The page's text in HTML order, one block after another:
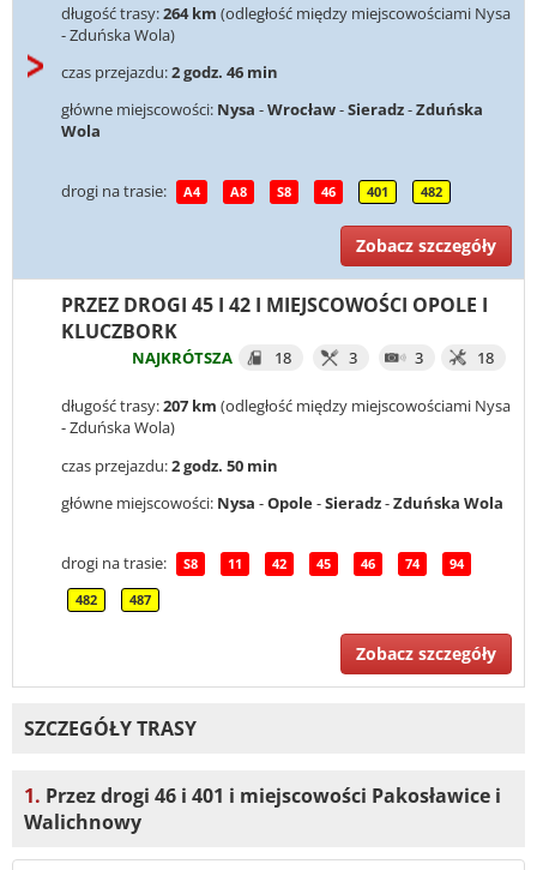
długość trasy:264 km (odległość między miejscowościami Nysa
- Zduńska Wola)
czas przejazdu:2 godz. 46 min
główne miejscowości: Nysa -Wrocław-Sieradz-Zduńska
Wola
drogi na trasie: A4 A8 S8 46 401 482
Zobacz szczegóły
PRZEZ DROGI 45 I 42 I MIEJSCOWOŚCI OPOLE I
KLUCZBORK
NAJKRÓTSZA 18 3 3 18
długość trasy:207 km (odległość między miejscowościami Nysa
- Zduńska Wola)
czas przejazdu:2 godz. 50 min
główne miejscowości: Nysa -Opole-Sieradz-Zduńska Wola
drogi na trasie: S8 11 42 45 46 74 94
482 487
Zobacz szczegóły
SZCZEGÓŁY TRASY
1. Przez drogi 46 i 401 i miejscowości Pakosławice i
Walichnowy